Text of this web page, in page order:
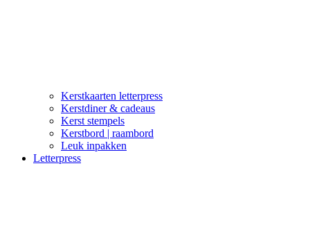
Kerstkaarten letterpress
Kerstdiner & cadeaus
Kerst stempels
Kerstbord | raambord
Leuk inpakken
Letterpress